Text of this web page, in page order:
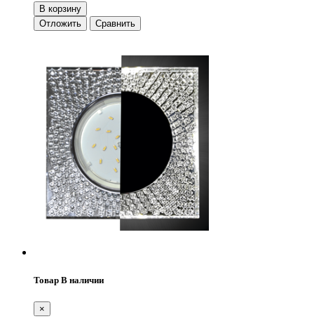
В корзину
Отложить
Сравнить
Товар В наличии
×